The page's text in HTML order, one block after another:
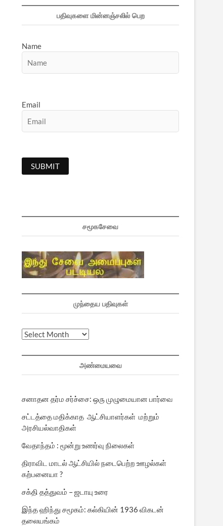
பதிவுகளை மின்னஞ்சலில் பெற
Name
Email
சமூகசேவை
முந்தைய பதிவுகள்
முந்தைய
அண்மையவை
சனாதன தர்ம சர்ச்சை: ஒரு முழுமையான பார்வை
சட்டத்தை மதிக்காத ஆட்சியாளர்கள் மற்றும்
அரசியல்வாதிகள்
வேதாந்தம் : மூன்று உணர்வு நிலைகள்
திராவிட மாடல் ஆட்சியில் நடைபெற்ற ஊழல்கள்
கற்பனையா ?
சக்தி தத்துவம் – ஜடாயு உரை
இந்த ஹிந்து சமூகம்: கல்கியின் 1936 விகடன்
தலையங்கம்